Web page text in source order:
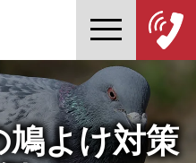
鳩よけ対策